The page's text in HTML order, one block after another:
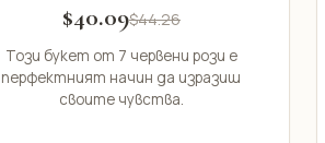
$40.09$44.26
Този букет от 7 червени рози е
перфектният начин да изразиш
своите чувства.